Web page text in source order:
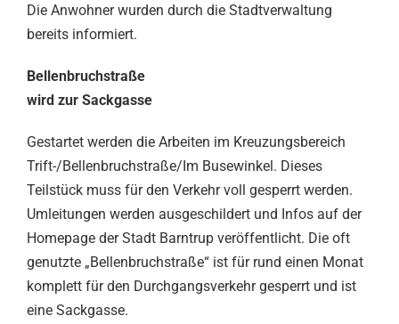
Die Anwohner wurden durch die Stadtverwaltung
bereits informiert.
Bellenbruchstraße
wird zur Sackgasse
Gestartet werden die Arbeiten im Kreuzungsbereich
Trift-/Bellenbruchstraße/Im Busewinkel. Dieses
Teilstück muss für den Verkehr voll gesperrt werden.
Umleitungen werden ausgeschildert und Infos auf der
Homepage der Stadt Barntrup veröffentlicht. Die oft
genutzte „Bellenbruchstraße“ ist für rund einen Monat
komplett für den Durchgangsverkehr gesperrt und ist
eine Sackgasse.